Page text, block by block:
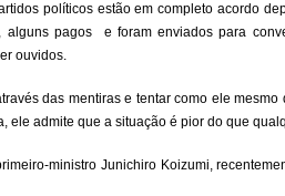
políticos estão em completo acordo
alguns pagos e foram enviados para
ouvidos.
das mentiras e tentar como ele mesmo
ele admite que a situação é pior do que
ministro Junichiro Koizumi,